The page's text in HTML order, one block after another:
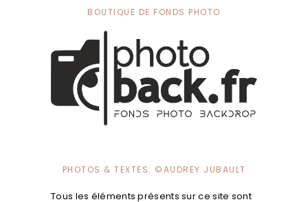
BOUTIQUE DE FONDS PHOTO
PHOTOS & TEXTES: ©AUDREY JUBAULT
Tous les éléments présents sur ce site sont